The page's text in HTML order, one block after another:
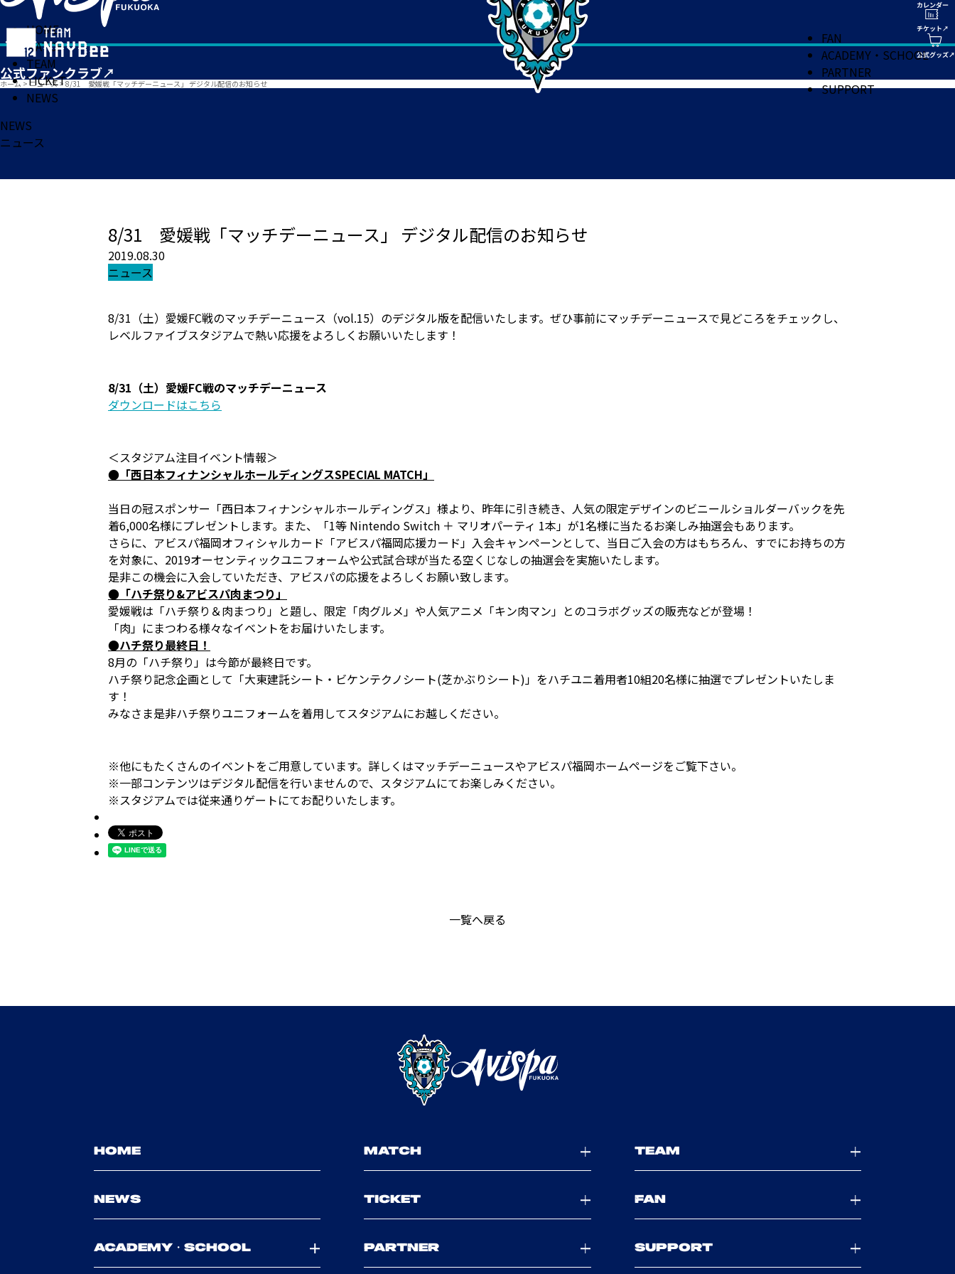
HOME
MATCH
TEAM
TICKET
NEWS
FAN
ACADEMY・SCHOOL
PARTNER
SUPPORT
ホーム > ニュース> 8/31 愛媛戦「マッチデーニュース」 デジタル配信のお知らせ
NEWS
ニュース
8/31 愛媛戦「マッチデーニュース」 デジタル配信のお知らせ
2019.08.30
ニュース
8/31（土）愛媛FC戦のマッチデーニュース（vol.15）のデジタル版を配信いたします。ぜひ事前にマッチデーニュースで見どころをチェックし、
レベルファイブスタジアムで熱い応援をよろしくお願いいたします！
8/31（土）愛媛FC戦のマッチデーニュース
ダウンロードはこちら
＜スタジアム注目イベント情報＞
●「西日本フィナンシャルホールディングスSPECIAL MATCH」
当日の冠スポンサー「西日本フィナンシャルホールディングス」様より、昨年に引き続き、人気の限定デザインのビニールショルダーバックを先
着6,000名様にプレゼントします。また、「1等 Nintendo Switch ＋ マリオパーティ 1本」が1名様に当たるお楽しみ抽選会もあります。
さらに、アビスパ福岡オフィシャルカード「アビスパ福岡応援カード」入会キャンペーンとして、当日ご入会の方はもちろん、すでにお持ちの方
を対象に、2019オーセンティックユニフォームや公式試合球が当たる空くじなしの抽選会を実施いたします。
是非この機会に入会していただき、アビスパの応援をよろしくお願い致します。
●「ハチ祭り&アビスパ肉まつり」
愛媛戦は「ハチ祭り＆肉まつり」と題し、限定「肉グルメ」や人気アニメ「キン肉マン」とのコラボグッズの販売などが登場！
「肉」にまつわる様々なイベントをお届けいたします。
●ハチ祭り最終日！
8月の「ハチ祭り」は今節が最終日です。
ハチ祭り記念企画として「大東建託シート・ビケンテクノシート(芝かぶりシート)」をハチユニ着用者10組20名様に抽選でプレゼントいたしま
す！
みなさま是非ハチ祭りユニフォームを着用してスタジアムにお越しください。
※他にもたくさんのイベントをご用意しています。詳しくはマッチデーニュースやアビスパ福岡ホームページをご覧下さい。
※一部コンテンツはデジタル配信を行いませんので、スタジアムにてお楽しみください。
※スタジアムでは従来通りゲートにてお配りいたします。
一覧へ戻る
HOME MATCH TEAM
NEWS TICKET FAN
ACADEMY・SCHOOL PARTNER SUPPORT